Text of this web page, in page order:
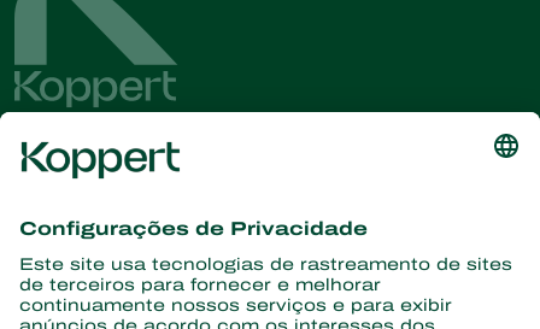
informações
Assine aqui